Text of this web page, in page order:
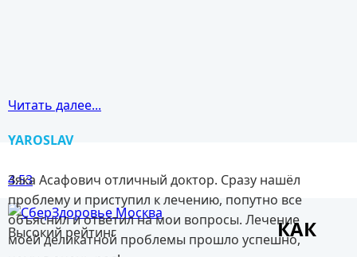
Читать далее...
YAROSLAV
Зяка Асафович отличный доктор. Сразу нашёл
проблему и приступил к лечению, попутно все
объяснил и ответил на мои вопросы. Лечение
моей деликатной проблемы прошло успешно,
4.53
Высокий рейтинг
КАК